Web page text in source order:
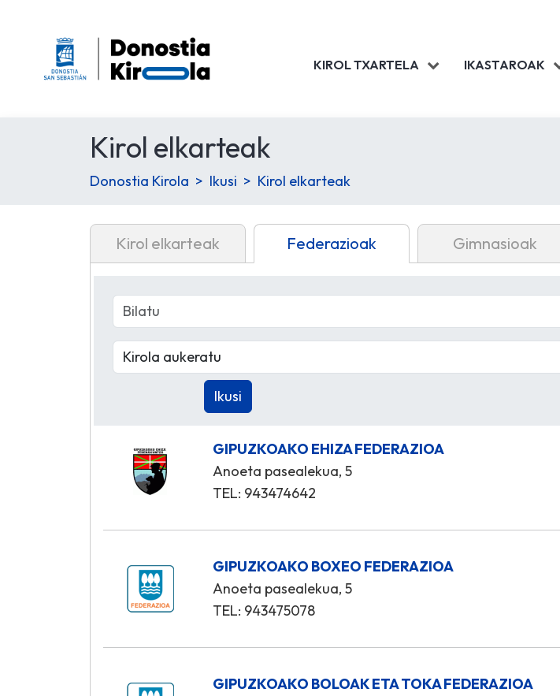
KIROL TXARTELA IKASTAROAK
Kirol elkarteak
Donostia Kirola Ikusi Kirol elkarteak
Kirol elkarteak Federazioak Gimnasioak
GIPUZKOAKO EHIZA FEDERAZIOA
Anoeta pasealekua, 5
TEL: 943474642
GIPUZKOAKO BOXEO FEDERAZIOA
Anoeta pasealekua, 5
TEL: 943475078
GIPUZKOAKO BOLOAK ETA TOKA FEDERAZIOA